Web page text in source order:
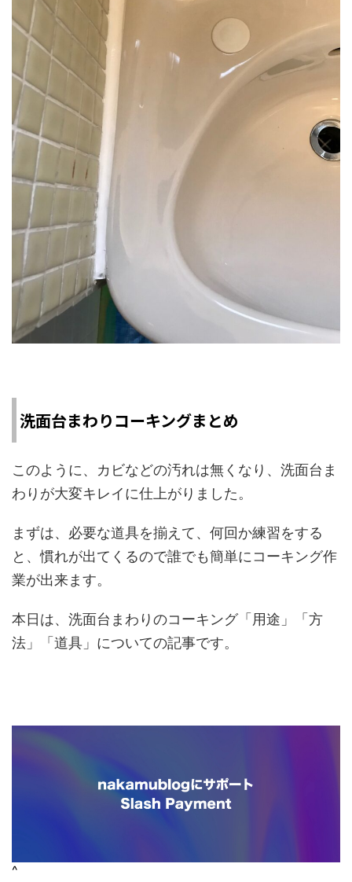
洗面台まわりコーキングまとめ
このように、カビなどの汚れは無くなり、洗面台ま
わりが大変キレイに仕上がりました。
まずは、必要な道具を揃えて、何回か練習をする
と、慣れが出てくるので誰でも簡単にコーキング作
業が出来ます。
本日は、洗面台まわりのコーキング「用途」「方
法」「道具」についての記事です。
^